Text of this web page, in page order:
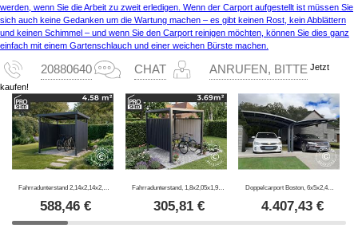
werden, wenn Sie die Arbeit zu zweit erledigen. Wenn der Carport aufgestellt ist müssen Sie
sich auch keine Gedanken um die Wartung machen – es gibt keinen Rost, kein Abblättern
und keinen Schimmel – und wenn Sie den Carport reinigen möchten, können Sie dies ganz
einfach mit einem Gartenschlauch und einer weichen Bürste machen.
20880640 CHAT ANRUFEN, BITTE Jetzt
kaufen!
588,46 € 305,81€
Doppelcarport Boston, 6x5x2,4m, Grau
4.407,43€